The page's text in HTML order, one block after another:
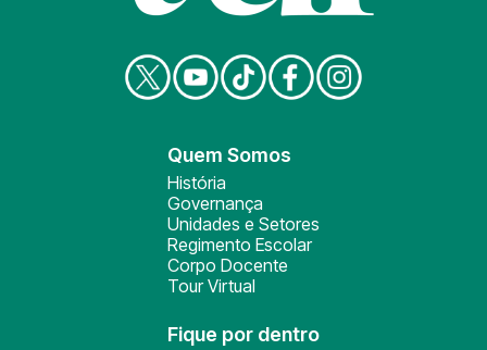
Quem Somos
História
Governança
Unidades e Setores
Regimento Escolar
Corpo Docente
Tour Virtual
Fique por dentro